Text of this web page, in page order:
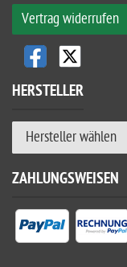
Vertrag widerrufen
HERSTELLER
Hersteller wählen
ZAHLUNGSWEISEN